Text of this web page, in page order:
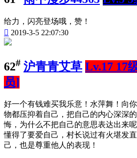
给力，闪亮登场哦，赞！
 2019-3-5 22:07:30
62# 沪青青艾草 Lv.17 17
员]
好一个有钱难买我乐意！水萍舞！向
物都压抑着自己，把自己的内心深深
悔，为什么不把自己的意思表达出来
懂得了要爱自己，村长说过有火堪发
己，也是尊重他人的表现！